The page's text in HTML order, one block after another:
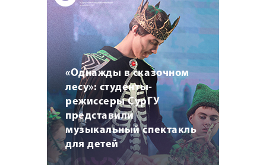
«Однажды в сказочном
лесу»: студенты-
режиссеры СурГУ
представили
музыкальный спектакль
для детей